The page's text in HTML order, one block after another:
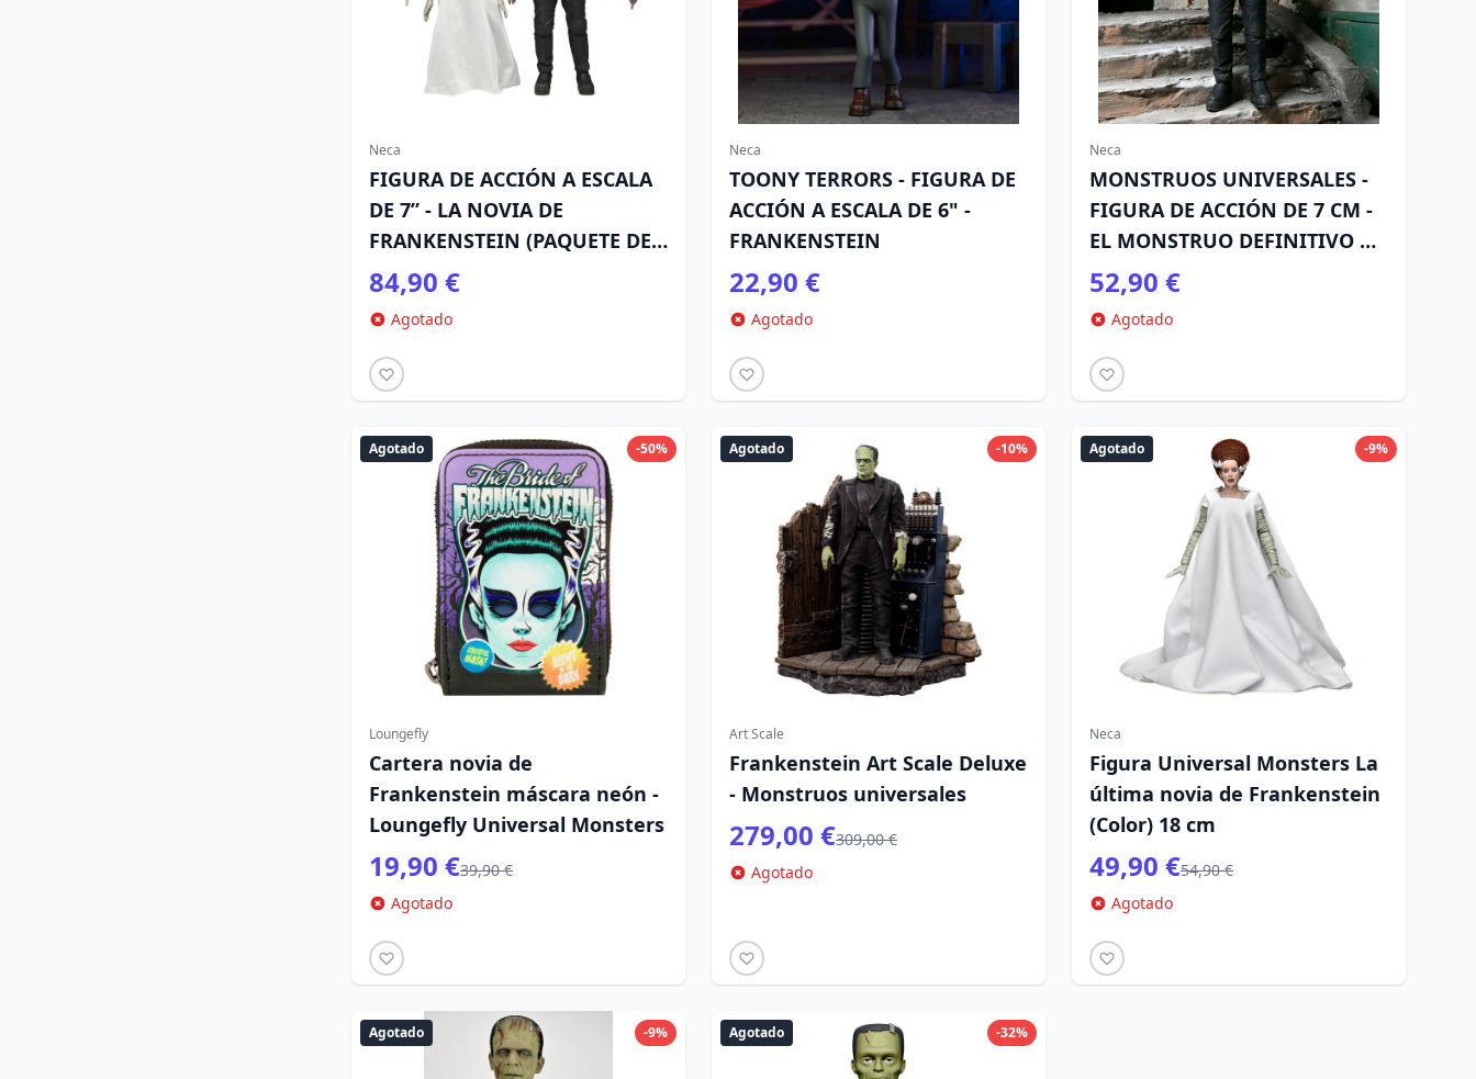
Neca
FIGURA DE ACCIÓN A ESCALA
DE 7” - LA NOVIA DE
FRANKENSTEIN (PAQUETE DE 2
)
84,90 €
Agotado
Neca
TOONY TERRORS - FIGURA DE
ACCIÓN A ESCALA DE 6" -
FRANKENSTEIN
22,90 €
Agotado
Neca
MONSTRUOS UNIVERSALES -
FIGURA DE ACCIÓN DE 7 CM -
EL MONSTRUO DEFINITIVO DE
FRANKENSTEIN (A COLOR)
52,90 €
Agotado
-50%
Agotado
Loungefly
Cartera novia de
Frankenstein máscara neón -
Loungefly Universal Monsters
19,90 €39,90 €
Agotado
-10%
Agotado
Art Scale
Frankenstein Art Scale Deluxe
- Monstruos universales
279,00 €309,00 €
Agotado
-9%
Agotado
Neca
Figura Universal Monsters La
última novia de Frankenstein
(Color) 18 cm
49,90 €54,90 €
Agotado
-9%
Agotado -32%
Agotado